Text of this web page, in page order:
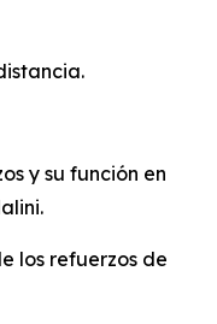
y su función en
los refuerzos de